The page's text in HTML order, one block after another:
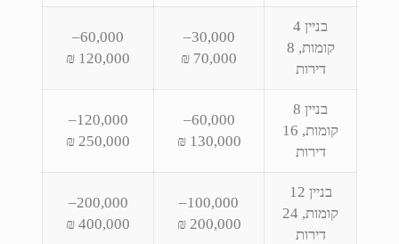
בניין 4
דירות
30,000–
70,000 ₪
60,000–
120,000 ₪
בניין 8
דירות
60,000–
130,000 ₪
120,000–
250,000 ₪
קומות, 24
דירות
100,000–
200,000 ₪
200,000–
400,000 ₪